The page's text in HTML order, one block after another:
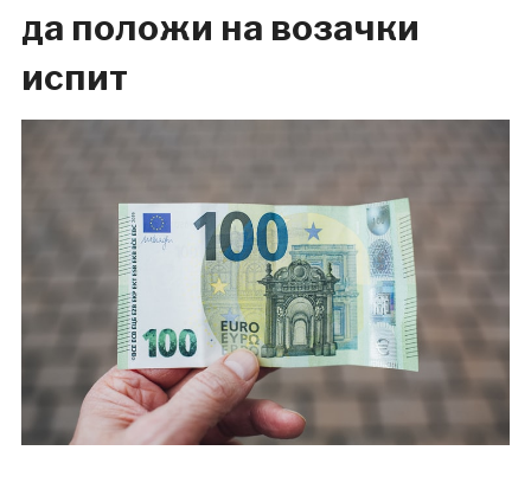
да положи на возачки
испит